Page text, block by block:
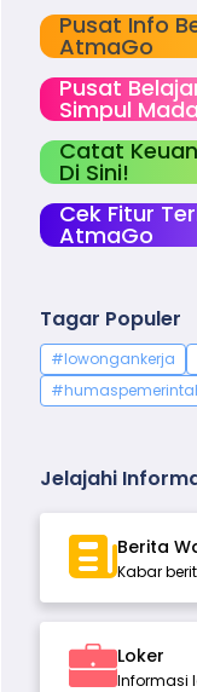
Pusat Info
AtmaGo
Pusat
Simpul
Catat
Di Sini!
Cek Fitur
AtmaGo
Tagar Populer
#lowongankerja
Jelajahi
Berita
Kabar
Loker
Informasi